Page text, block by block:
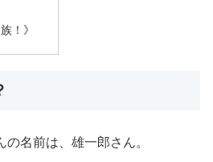
！》
名前は、雄一郎さん。